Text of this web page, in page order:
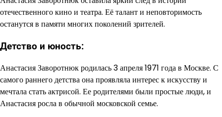
отечественного кино и театра. Её талант и неповторимость
останутся в памяти многих поколений зрителей.
Детство и юность:
Анастасия Заворотнюк родилась 3 апреля 1971 года в Москве. С
самого раннего детства она проявляла интерес к искусству и
мечтала стать актрисой. Ее родителями были простые люди, и
Анастасия росла в обычной московской семье.